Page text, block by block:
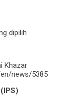
dipilih
Khazar
news/5385